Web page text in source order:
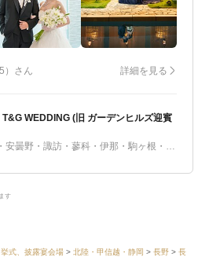
）さん 詳細を見る
WEDDING (旧 ガーデンヒルズ迎賓
す
式、披露宴会場 北陸・甲信越・静岡 長野
長